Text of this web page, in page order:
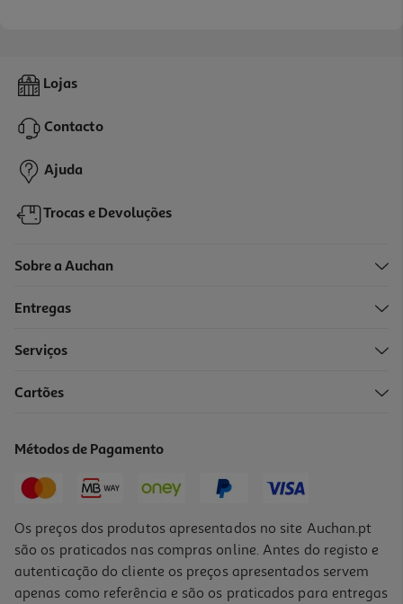
Lojas
Contacto
Ajuda
Trocas e Devoluções
Sobre a Auchan
Entregas
Serviços
Cartões
Métodos de Pagamento
Os preços dos produtos apresentados no site Auchan.pt
são os praticados nas compras online. Antes do registo e
autenticação do cliente os preços apresentados servem
apenas como referência e são os praticados para entregas